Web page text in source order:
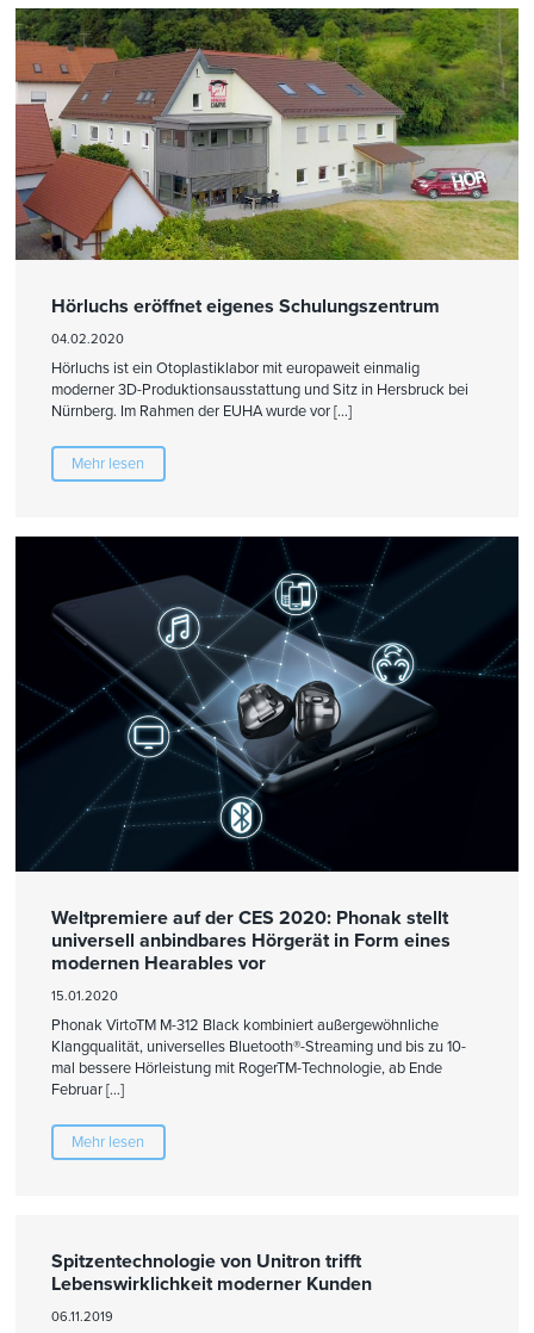
Hörluchs eröffnet eigenes Schulungszentrum
04.02.2020
Hörluchs ist ein Otoplastiklabor mit europaweit einmalig
moderner 3D-Produktionsausstattung und Sitz in Hersbruck bei
Nürnberg. Im Rahmen der EUHA wurde vor […]
Mehr lesen
Weltpremiere auf der CES 2020: Phonak stellt
universell anbindbares Hörgerät in Form eines
modernen Hearables vor
15.01.2020
Phonak VirtoTM M-312 Black kombiniert außergewöhnliche
Klangqualität, universelles Bluetooth®-Streaming und bis zu 10-
mal bessere Hörleistung mit RogerTM-Technologie, ab Ende
Februar […]
Mehr lesen
Spitzentechnologie von Unitron trifft
Lebenswirklichkeit moderner Kunden
06.11.2019